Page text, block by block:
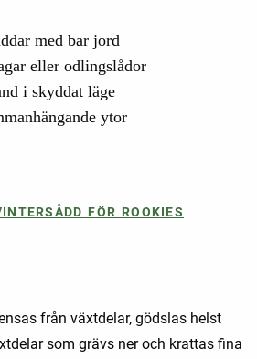
med bar jord
eller odlingslådor
i skyddat läge
ytor
FÖR ROOKIES
från växtdelar, gödslas helst
som grävs ner och krattas fina